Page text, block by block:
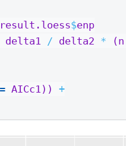
result.loess$enp
delta1 / delta2 * (n
AICc1)) +